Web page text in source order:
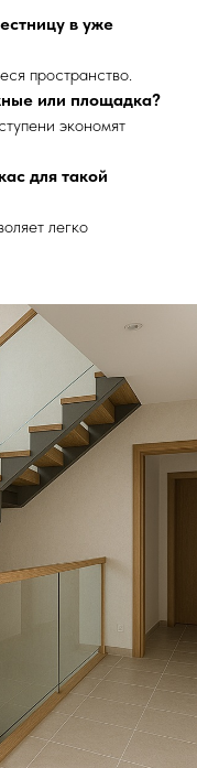
на
деревом
Москве
в уже
пространство.
или площадка?
экономят
для такой
легко